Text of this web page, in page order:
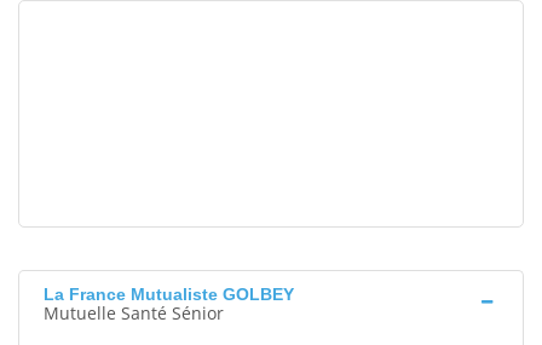
La France Mutualiste GOLBEY
Mutuelle Santé Sénior